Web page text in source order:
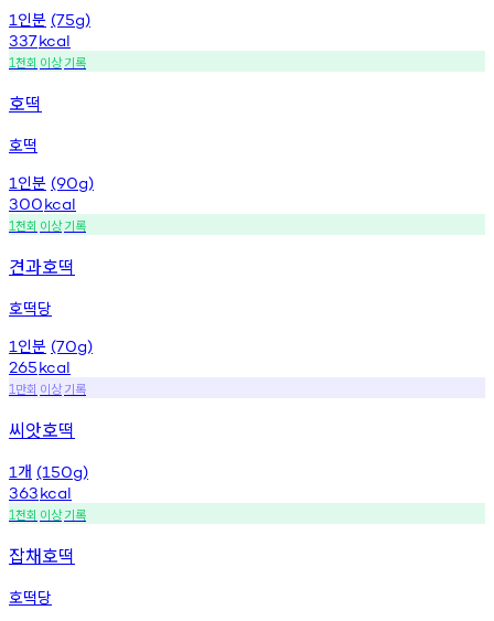
1 인분 (75g)
337kcal
1천회 이상기록
호떡
호떡
1 인분 (90g)
300kcal
1천회 이상기록
견과호떡
호떡당
1 인분 (70g)
265kcal
1 만회 이상기록
씨앗호떡
1 개 (150g)
363kcal
1천회 이상기록
잡채호떡
호떡당